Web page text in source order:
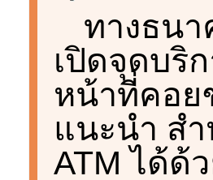
ทางธนา
เปิดจุดบริ
หน้าที่คอย
แนะนำ ส
ATM ได้ด้